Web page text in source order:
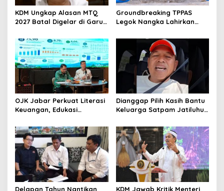
KDM Ungkap Alasan MTQ
2027 Batal Digelar di Garut,
Groundbreaking TPPAS
Legok Nangka Lahirkan
Penyelesaian Sampah
Bandung Raya
OJK Jabar Perkuat Literasi
Keuangan, Edukasi
Pertumbuhan Ekonomi
Dianggap Pilih Kasih Bantu
Keluarga Satpam Jatiluhur
Penjelasan Dedi Mulyadi
Delapan Tahun Nantikan
KDM Jawab Kritik Menteri